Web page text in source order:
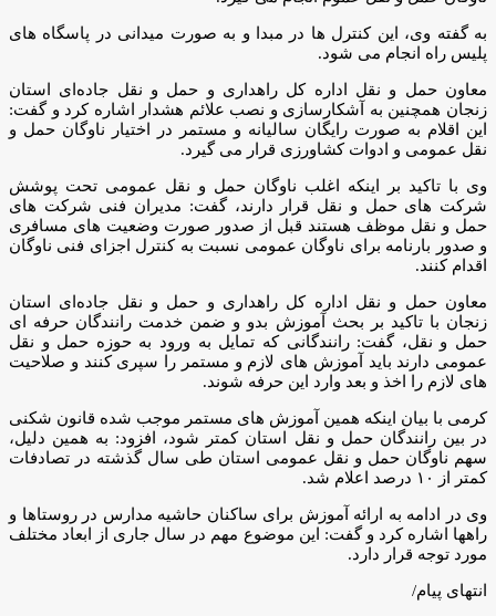
به گفته وی، این کنترل ها در مبدا و به صورت میدانی در پاسگاه های
پلیس راه انجام می شود.
معاون حمل و نقل اداره کل راهداری و حمل و نقل جاده‌ای استان
زنجان همچنین به آشکارسازی و نصب علائم هشدار اشاره کرد و گفت:
این اقلام به صورت رایگان سالیانه و مستمر در اختیار ناوگان حمل و
نقل عمومی و ادوات کشاورزی قرار می گیرد.
وی با تاکید بر اینکه اغلب ناوگان حمل و نقل عمومی تحت پوشش
شرکت های حمل و نقل قرار دارند، گفت: مدیران فنی شرکت های
حمل و نقل موظف هستند قبل از صدور صورت وضعیت های مسافری
و صدور بارنامه برای ناوگان عمومی نسبت به کنترل اجزای فنی ناوگان
اقدام کنند.
معاون حمل و نقل اداره کل راهداری و حمل و نقل جاده‌ای استان
زنجان با تاکید بر بحث آموزش بدو و ضمن خدمت رانندگان حرفه ای
حمل و نقل، گفت: رانندگانی که تمایل به ورود به حوزه حمل و نقل
عمومی دارند باید آموزش های لازم و مستمر را سپری کنند و صلاحیت
های لازم را اخذ و بعد وارد این حرفه شوند.
کرمی با بیان اینکه همین آموزش های مستمر موجب شده قانون شکنی
در بین رانندگان حمل و نقل استان کمتر شود، افزود: به همین دلیل،
سهم ناوگان حمل و نقل عمومی استان طی سال گذشته در تصادفات
کمتر از ۱۰ درصد اعلام شد.
وی در ادامه به ارائه آموزش برای ساکنان حاشیه مدارس در روستاها و
راهها اشاره کرد و گفت: این موضوع مهم در سال جاری از ابعاد مختلف
مورد توجه قرار دارد.
انتهای پیام/